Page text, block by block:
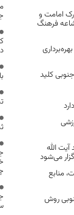
امامت و
فرهنگ
کلید
الله
می‌شود
منابع
روش